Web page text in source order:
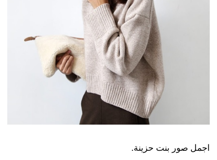
اجمل صور بنت حزينة.